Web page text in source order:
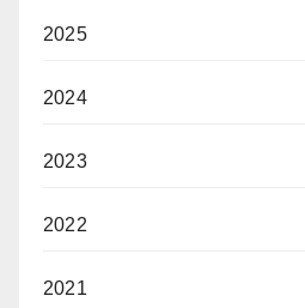
2025
2024
2023
2022
2021